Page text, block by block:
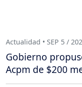
Actualidad • SEP 5 /
Gobierno
Acpm de $200